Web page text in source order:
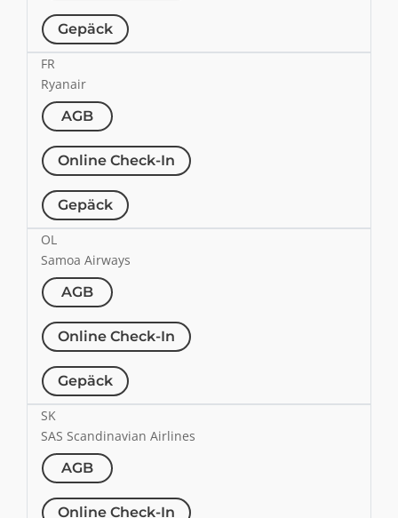
Gepäck
FR
Ryanair
AGB
Online Check-In
Gepäck
OL
Samoa Airways
AGB
Online Check-In
Gepäck
SK
SAS Scandinavian Airlines
AGB
Online Check-In